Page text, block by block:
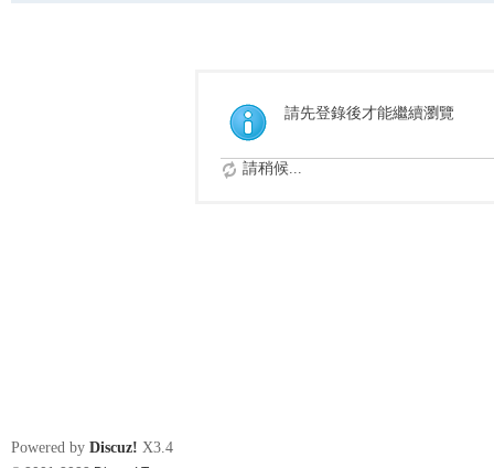
請先登錄後才能繼續瀏覽
請稍候...
Powered by Discuz! X3.4